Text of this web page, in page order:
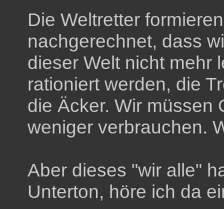
Die Weltretter
nachgerechnet, dass
dieser Welt nicht mehr
rationiert werden, die
die Äcker. Wir müssen
weniger verbrauchen.
Aber dieses "wir alle"
Unterton, höre ich da